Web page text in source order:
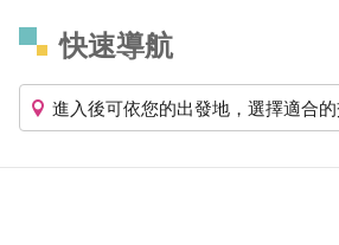
快速導航
進入後可依您的出發地，選擇適合